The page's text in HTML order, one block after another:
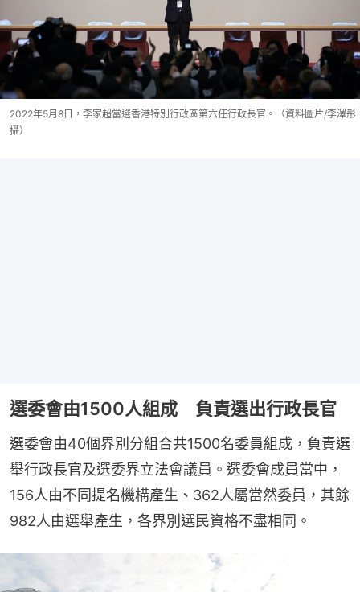
2022年5月8日，李家超當選香港特別行政區第六任行政長官。（資料圖片/李澤彤
攝）
選委會由1500人組成 負責選出行政長官
選委會由40個界別分組合共1500名委員組成，負責選
舉行政長官及選委界立法會議員。選委會成員當中，
156人由不同提名機構產生、362人屬當然委員，其餘
982人由選舉產生，各界別選民資格不盡相同。